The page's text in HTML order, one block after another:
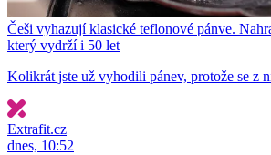
Češi vyhazují klasické teflonové pánve.
který vydrží i 50 let
Kolikrát jste už vyhodili pánev, protože se
Extrafit.cz
dnes, 10:52